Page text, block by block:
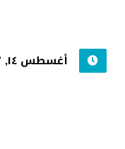
أغسطس ١٤, ٢٠٢٣